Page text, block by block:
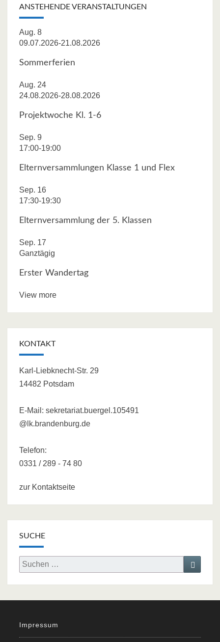
navigation
ANSTEHENDE VERANSTALTUNGEN
Aug. 8
09.07.2026-21.08.2026
Sommerferien
Aug. 24
24.08.2026-28.08.2026
Projektwoche Kl. 1-6
Sep. 9
17:00-19:00
Elternversammlungen Klasse 1 und Flex
Sep. 16
17:30-19:30
Elternversammlung der 5. Klassen
Sep. 17
Ganztägig
Erster Wandertag
View more
KONTAKT
Karl-Liebknecht-Str. 29
14482 Potsdam
E-Mail: sekretariat.buergel.105491
@lk.brandenburg.de
Telefon:
0331 / 289 - 74 80
zur Kontaktseite
SUCHE
Search
for:
Search
Impressum